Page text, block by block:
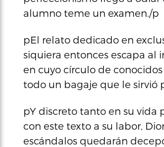
alumno teme un examen./p
pEl relato dedicado en
siquiera entonces escapa al
en cuyo círculo de
todo un bagaje que le sirvió
pY discreto tanto en su vida
con este texto a su labor,
escándalos quedarán